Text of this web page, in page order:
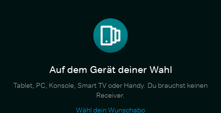
Auf dem Gerät deiner Wahl
Tablet, PC, Konsole, Smart TV oder Handy. Du brauchst keinen
Receiver.
Wähl dein Wunschabo